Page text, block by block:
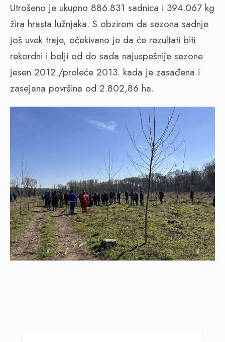
Utrošeno je ukupno 886.831 sadnica i 394.067 kg
žira hrasta lužnjaka. S obzirom da sezona sadnje
još uvek traje, očekivano je da će rezultati biti
rekordni i bolji od do sada najuspešnije sezone
jesen 2012./proleće 2013. kada je zasađena i
zasejana površina od 2.802,86 ha.